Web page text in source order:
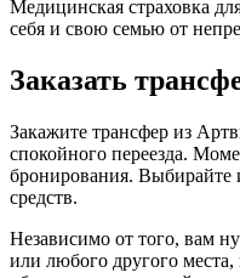
Медицинская страховка
себя и свою семью от
Заказать
Закажите трансфер из
спокойного переезда.
бронирования. Выбирайте
средств.
Независимо от того, вам
или любого другого